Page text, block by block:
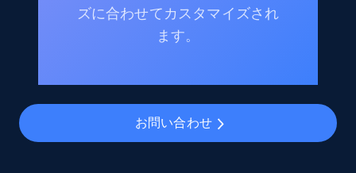
ズに合わせてカスタマイズされ
ます。
お問い合わせ